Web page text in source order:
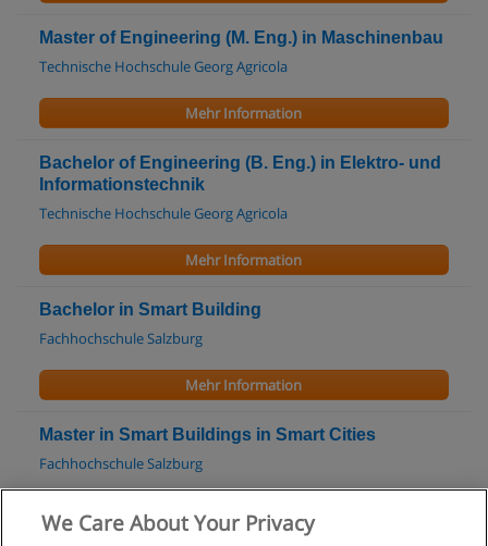
Master of Engineering (M. Eng.) in Maschinenbau
Technische Hochschule Georg Agricola
Mehr Information
Bachelor of Engineering (B. Eng.) in Elektro- und
Informationstechnik
Technische Hochschule Georg Agricola
Mehr Information
Bachelor in Smart Building
Fachhochschule Salzburg
Mehr Information
Master in Smart Buildings in Smart Cities
Fachhochschule Salzburg
Mehr Information
We Care About Your Privacy